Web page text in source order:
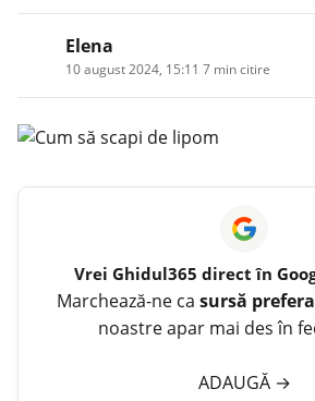
Elena
10 august 2024, 15:11 7 min citire
Vrei Ghidul365 direct în
Marchează-ne ca sursă
noastre apar mai des în
ADAUGĂ →